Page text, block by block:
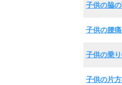
子供の脇
子供の腰
子供の乗
子供の片